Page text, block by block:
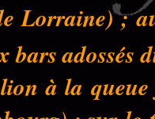
Lorraine) ;
bars adossés
à la